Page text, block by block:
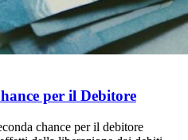
per il Debitore
chance per il debitore